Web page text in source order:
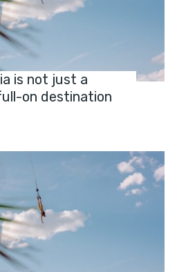
is not just a
on destination